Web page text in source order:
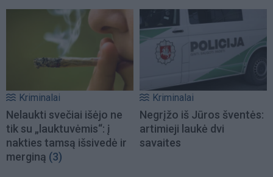
Kriminalai
Nelaukti svečiai išėjo ne
tik su „lauktuvėmis“: į
nakties tamsą išsivedė ir
merginą (3)
Kriminalai
Negrįžo iš Jūros šventės:
artimieji laukė dvi
savaites